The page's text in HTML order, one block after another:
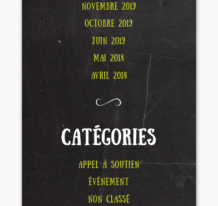
NOVEMBRE 2019
OCTOBRE 2019
JUIN 2019
MAI 2018
AVRIL 2018
CATÉGORIES
APPEL À SOUTIEN
ÉVÉNEMENT
NON CLASSÉ